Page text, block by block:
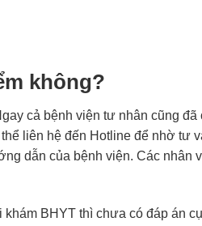
không?
cả bệnh viện tư nhân cũng
liên hệ đến Hotline để nhờ tư
dẫn của bệnh viện. Các nhân
khám BHYT thì chưa có đáp án